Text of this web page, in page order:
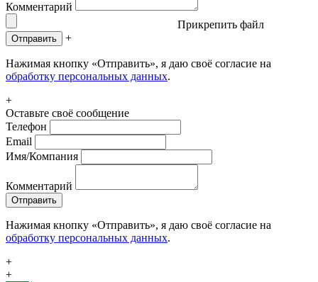
Комментарий
Прикрепить файл
Отправить +
Нажимая кнопку «Отправить», я даю своё согласие на
обработку персональных данных.
+
Оставьте своё сообщение
Телефон
Email
Имя/Компания
Комментарий
Отправить
Нажимая кнопку «Отправить», я даю своё согласие на
обработку персональных данных.
+
+